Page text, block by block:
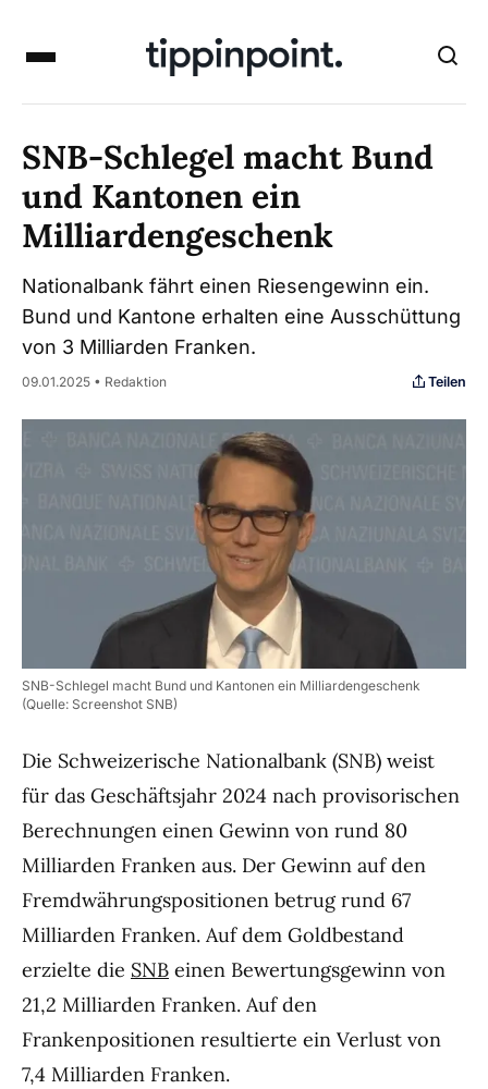
SNB-Schlegel macht Bund
und Kantonen ein
Milliardengeschenk
Nationalbank fährt einen Riesengewinn ein.
Bund und Kantone erhalten eine Ausschüttung
von 3 Milliarden Franken.
09.01.2025 • Redaktion Teilen
SNB-Schlegel macht Bund und Kantonen ein Milliardengeschenk
(Quelle: Screenshot SNB)
Die Schweizerische Nationalbank (SNB) weist
für das Geschäftsjahr 2024 nach provisorischen
Berechnungen einen Gewinn von rund 80
Milliarden Franken aus. Der Gewinn auf den
Fremdwährungspositionen betrug rund 67
Milliarden Franken. Auf dem Goldbestand
erzielte die SNB einen Bewertungsgewinn von
21,2 Milliarden Franken. Auf den
Frankenpositionen resultierte ein Verlust von
7,4 Milliarden Franken.